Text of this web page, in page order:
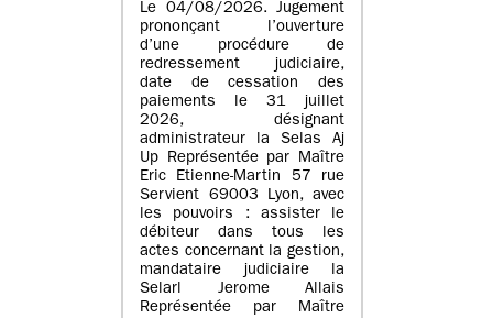
Le 04/08/2026. Jugement
prononçant l’ouverture
d’une procédure de
redressement judiciaire,
date de cessation des
paiements le 31 juillet
2026, désignant
administrateur la Selas Aj
Up Représentée par Maître
Eric Etienne-Martin 57 rue
Servient 69003 Lyon, avec
les pouvoirs : assister le
débiteur dans tous les
actes concernant la gestion,
mandataire judiciaire la
Selarl Jerome Allais
Représentée par Maître